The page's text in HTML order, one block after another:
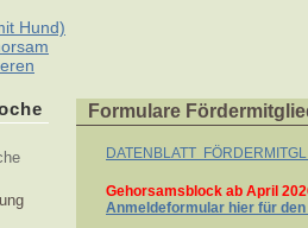
Hund)
Formulare
DATENBLATT
Gehorsamsblock ab April
Anmeldeformular hier für